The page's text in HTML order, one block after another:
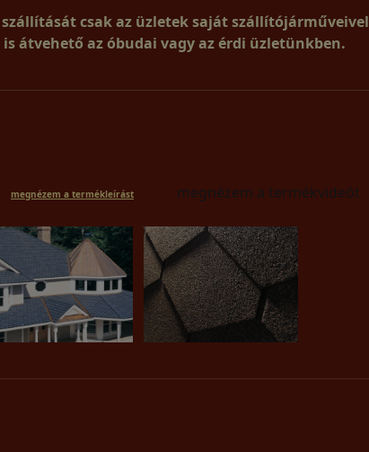
csak az üzletek saját szállítójárműveivel
is átvehető az óbudai vagy az érdi üzletünkben.
megnézem a termékleírást megnézem a termékvideót